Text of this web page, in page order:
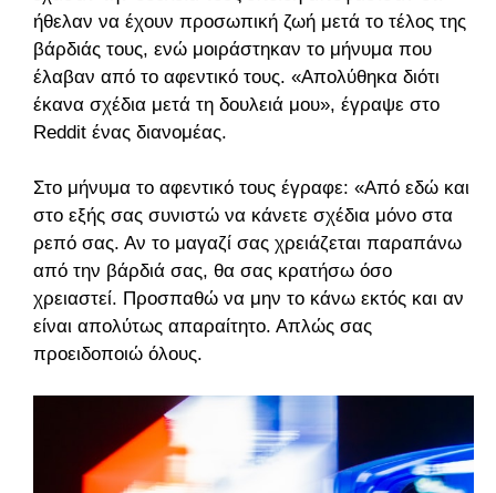
ήθελαν να έχουν προσωπική ζωή μετά το τέλος της
βάρδιάς τους, ενώ μοιράστηκαν το μήνυμα που
έλαβαν από το αφεντικό τους. «Απολύθηκα διότι
έκανα σχέδια μετά τη δουλειά μου», έγραψε στο
Reddit ένας διανομέας.
Στο μήνυμα το αφεντικό τους έγραφε: «Από εδώ και
στο εξής σας συνιστώ να κάνετε σχέδια μόνο στα
ρεπό σας. Αν το μαγαζί σας χρειάζεται παραπάνω
από την βάρδιά σας, θα σας κρατήσω όσο
χρειαστεί. Προσπαθώ να μην το κάνω εκτός και αν
είναι απολύτως απαραίτητο. Απλώς σας
προειδοποιώ όλους.